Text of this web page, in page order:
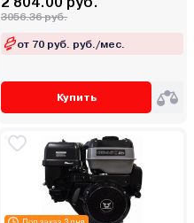
3056.36 руб.
от 70 руб. руб./мес.
Купить